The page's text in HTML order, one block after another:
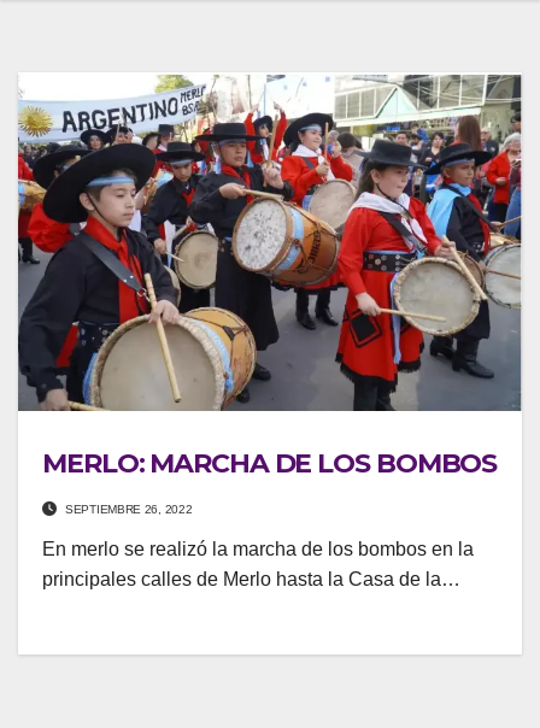
MERLO: MARCHA DE LOS BOMBOS
SEPTIEMBRE 26, 2022
En merlo se realizó la marcha de los bombos en la
principales calles de Merlo hasta la Casa de la…